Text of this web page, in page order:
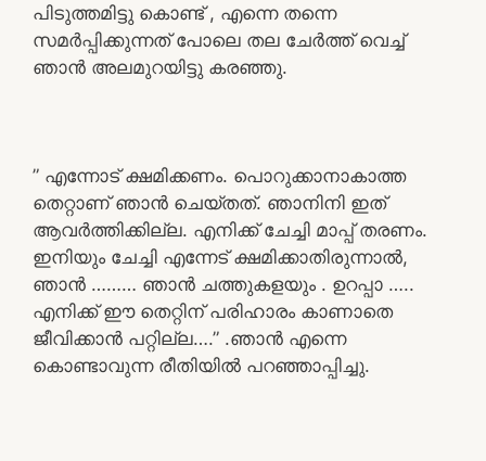
പിടുത്തമിട്ടു കൊണ്ട് , എന്നെ തന്നെ
സമർപ്പിക്കുന്നത് പോലെ തല ചേർത്ത് വെച്ച്
ഞാൻ അലമുറയിട്ടു കരഞ്ഞു.
” എന്നോട് ക്ഷമിക്കണം. പൊറുക്കാനാകാത്ത
തെറ്റാണ് ഞാൻ ചെയ്തത്. ഞാനിനി ഇത്
ആവർത്തിക്കില്ല. എനിക്ക് ചേച്ചി മാപ്പ് തരണം.
ഇനിയും ചേച്ചി എന്നേട് ക്ഷമിക്കാതിരുന്നാൽ,
ഞാൻ ……… ഞാൻ ചത്തുകളയും . ഉറപ്പാ …..
എനിക്ക് ഈ തെറ്റിന് പരിഹാരം കാണാതെ
ജീവിക്കാൻ പറ്റില്ല….” .ഞാൻ എന്നെ
കൊണ്ടാവുന്ന രീതിയിൽ പറഞ്ഞാപ്പിച്ചു.